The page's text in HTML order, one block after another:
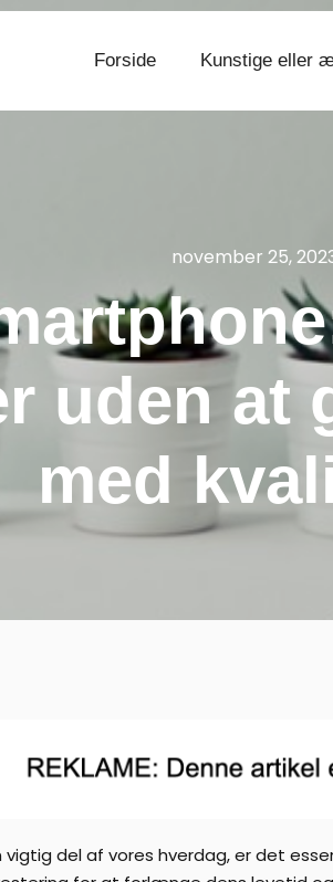
Forside Kunstige eller
november 25,
uden at
med
del af vores hverdag, er det